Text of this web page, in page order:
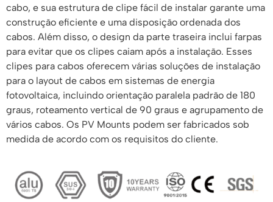
cabo, e sua estrutura de clipe fácil de instalar garante uma
construção eficiente e uma disposição ordenada dos
cabos. Além disso, o design da parte traseira inclui farpas
para evitar que os clipes caiam após a instalação. Esses
clipes para cabos oferecem várias soluções de instalação
para o layout de cabos em sistemas de energia
fotovoltaica, incluindo orientação paralela padrão de 180
graus, roteamento vertical de 90 graus e agrupamento de
vários cabos. Os PV Mounts podem ser fabricados sob
medida de acordo com os requisitos do cliente.